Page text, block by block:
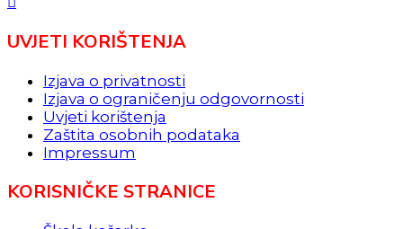
UVJETI KORIŠTENJA
Izjava o privatnosti
Izjava o ograničenju odgovornosti
Uvjeti korištenja
Zaštita osobnih podataka
Impressum
KORISNIČKE STRANICE